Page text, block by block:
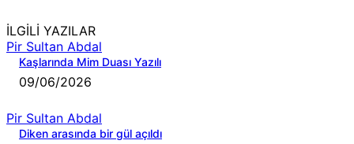
İLGİLİ YAZILAR
Pir Sultan Abdal
Kaşlarında Mim Duası Yazılı
09/06/2026
Pir Sultan Abdal
Diken arasında bir gül açıldı